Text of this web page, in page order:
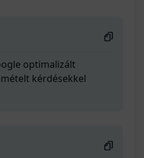
optimalizált
kérdésekkel